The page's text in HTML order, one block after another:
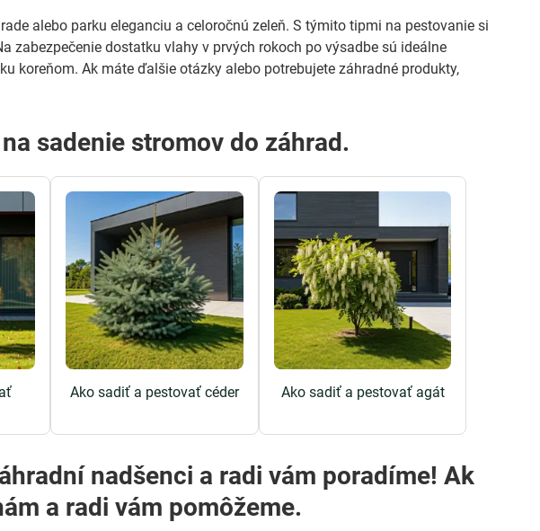
alebo parku eleganciu a celoročnú zeleň. S týmito tipmi na pestovanie si
zabezpečenie dostatku vlahy v prvých rokoch po výsadbe sú ideálne
koreňom. Ak máte ďalšie otázky alebo potrebujete záhradné produkty,
sadenie stromov do záhrad.
Ako sadiť a pestovať céder Ako sadiť a pestovať agát
a radi vám pomôžeme.